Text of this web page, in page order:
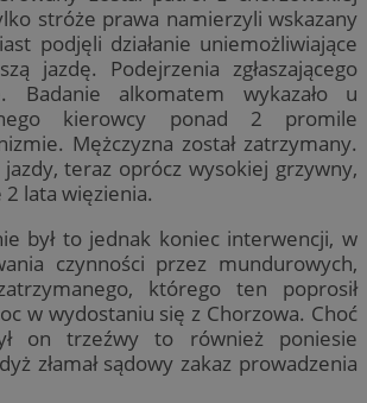
stróże prawa namierzyli wskazany
podjęli działanie uniemożliwiające
jazdę. Podejrzenia zgłaszającego
Badanie alkomatem wykazało u
kierowcy ponad 2 promile
Mężczyzna został zatrzymany.
jazdy, teraz oprócz wysokiej grzywny,
lata więzienia.
był to jednak koniec interwencji, w
czynności przez mundurowych,
którego ten poprosił
w wydostaniu się z Chorzowa. Choć
on trzeźwy to również poniesie
złamał sądowy zakaz prowadzenia